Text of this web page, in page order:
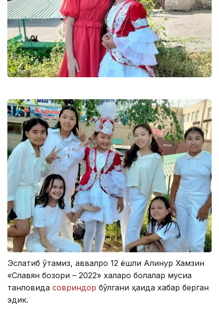
Эслатиб ўтамиз, аввалроқ 12 ёшли Алинур Хамзин
«Славян бозори – 2022» халқаро болалар мусиқа
танловида совриндор бўлгани ҳақида хабар берган
эдик.